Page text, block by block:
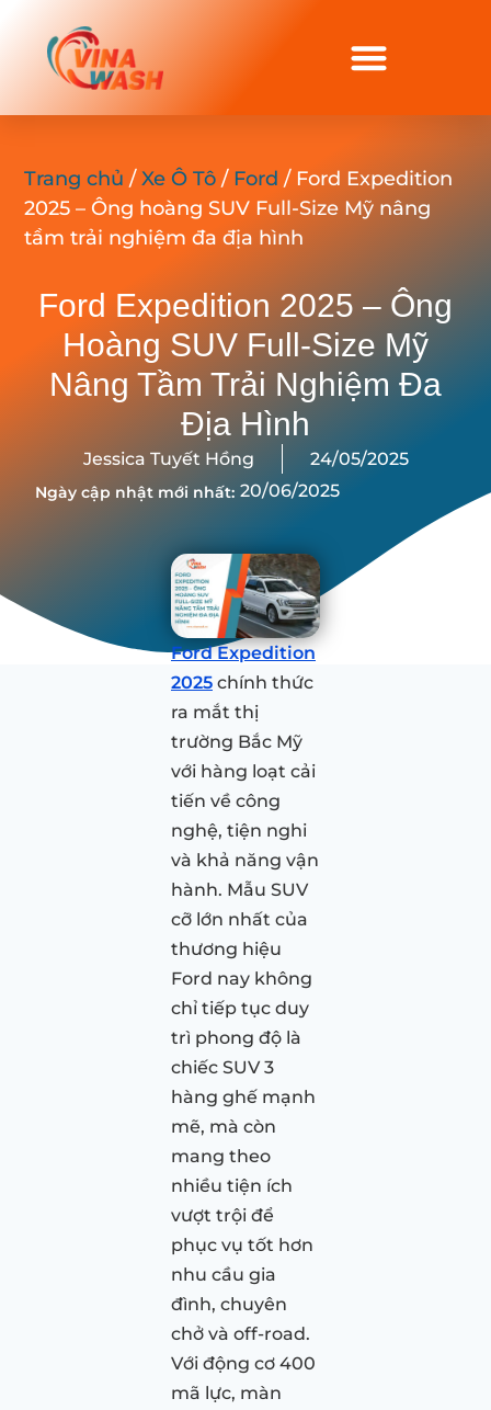
Trang chủ /Xe Ô Tô / Ford / Ford Expedition
2025 – Ông hoàng SUV Full-Size Mỹ nâng
tầm trải nghiệm đa địa hình
Ford Expedition 2025 – Ông
Hoàng SUV Full-Size Mỹ
Nâng Tầm Trải Nghiệm Đa
Địa Hình
Jessica Tuyết Hồng 24/05/2025
Ngày cập nhật mới nhất: 20/06/2025
Ford Expedition
2025 chính thức
ra mắt thị
trường Bắc Mỹ
với hàng loạt cải
tiến về công
nghệ, tiện nghi
và khả năng vận
hành. Mẫu SUV
cỡ lớn nhất của
thương hiệu
Ford nay không
chỉ tiếp tục duy
trì phong độ là
chiếc SUV 3
hàng ghế mạnh
mẽ, mà còn
mang theo
nhiều tiện ích
vượt trội để
phục vụ tốt hơn
nhu cầu gia
đình, chuyên
chở và off-road.
Với động cơ 400
mã lực, màn